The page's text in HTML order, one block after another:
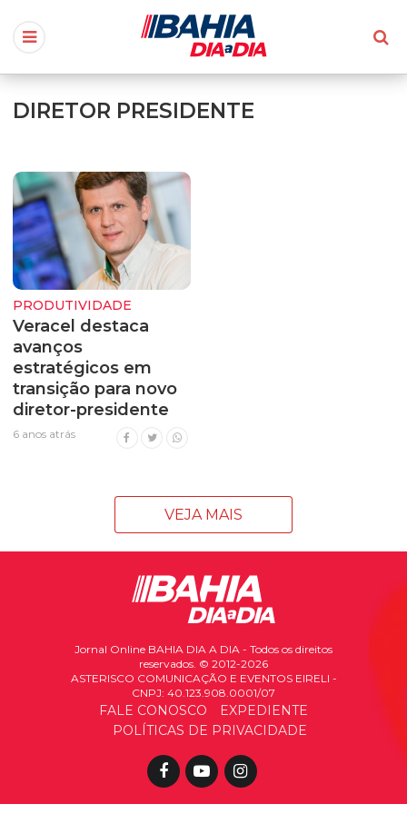
DIRETOR PRESIDENTE
PRODUTIVIDADE
Veracel destaca
avanços
estratégicos em
transição para novo
diretor-presidente
6 anos atrás
VEJA MAIS
Jornal Online BAHIA DIA A DIA - Todos os direitos
reservados. © 2012-2026
ASTERISCO COMUNICAÇÃO E EVENTOS EIRELI -
CNPJ: 40.123.908.0001/07
FALE CONOSCO
EXPEDIENTE
POLÍTICAS DE PRIVACIDADE